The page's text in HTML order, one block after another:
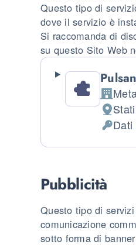
Questo tipo di
dove il servizio è
Si raccomanda di
su questo Sito Web
Luogo
DatiDati
Pubblicità
Questo tipo di
comunicazione
sotto forma di